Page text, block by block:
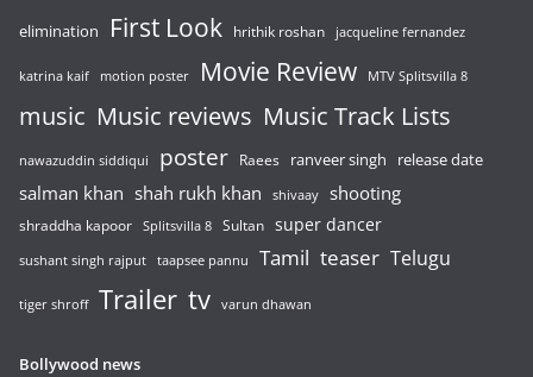
elimination First Look hrithik roshan jacqueline fernandez
katrina kaif motion poster Movie Review MTV Splitsvilla 8
music Music reviews Music Track Lists
nawazuddin siddiqui poster Raees ranveer singh release date
salman khan shah rukh khan shivaay shooting
shraddha kapoor Splitsvilla 8 Sultan super dancer
sushant singh rajput taapsee pannu Tamil teaser Telugu
tiger shroff Trailer tv varun dhawan
Bollywood news